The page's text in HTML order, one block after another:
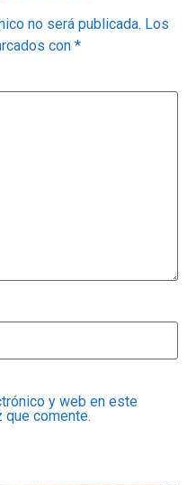
no será publicada. Los
con *
y web en este
que comente.